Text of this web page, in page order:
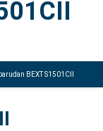
barudan BEXT S1501CII